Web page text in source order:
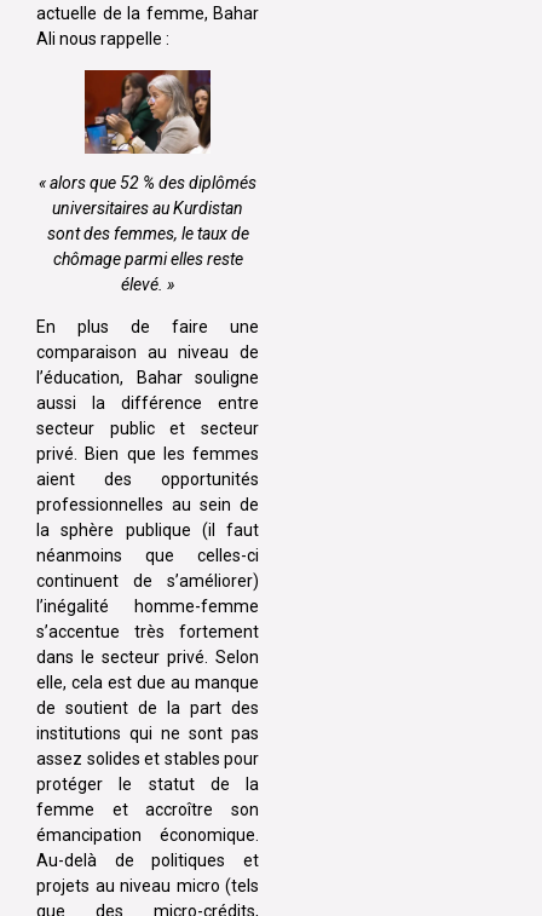
actuelle de la femme, Bahar
Ali nous rappelle :
« alors que 52 % des diplômés
universitaires au Kurdistan
sont des femmes, le taux de
chômage parmi elles reste
élevé. »
En plus de faire une
comparaison au niveau de
l’éducation, Bahar souligne
aussi la différence entre
secteur public et secteur
privé. Bien que les femmes
aient des opportunités
professionnelles au sein de
la sphère publique (il faut
néanmoins que celles-ci
continuent de s’améliorer)
l’inégalité homme-femme
s’accentue très fortement
dans le secteur privé. Selon
elle, cela est due au manque
de soutient de la part des
institutions qui ne sont pas
assez solides et stables pour
protéger le statut de la
femme et accroître son
émancipation économique.
Au-delà de politiques et
projets au niveau micro (tels
que des micro-crédits,